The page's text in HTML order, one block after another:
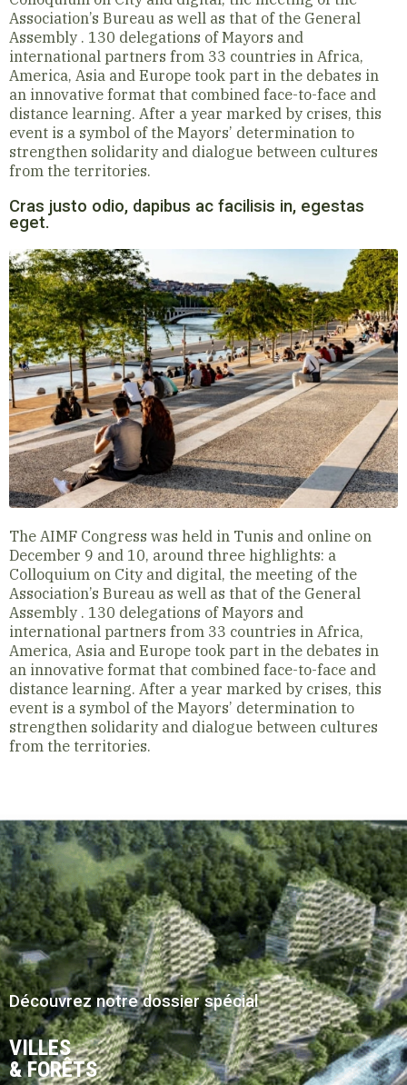
Association’s Bureau as well as that of the General
Assembly . 130 delegations of Mayors and
international partners from 33 countries in Africa,
America, Asia and Europe took part in the debates in
an innovative format that combined face-to-face and
distance learning. After a year marked by crises, this
event is a symbol of the Mayors’ determination to
strengthen solidarity and dialogue between cultures
from the territories.
Cras justo odio, dapibus ac facilisis in, egestas
eget.
The AIMF Congress was held in Tunis and online on
December 9 and 10, around three highlights: a
Colloquium on City and digital, the meeting of the
Association’s Bureau as well as that of the General
Assembly . 130 delegations of Mayors and
international partners from 33 countries in Africa,
America, Asia and Europe took part in the debates in
an innovative format that combined face-to-face and
distance learning. After a year marked by crises, this
event is a symbol of the Mayors’ determination to
strengthen solidarity and dialogue between cultures
from the territories.
Découvrez notre dossier spécial
VILLES
& FORÊTS